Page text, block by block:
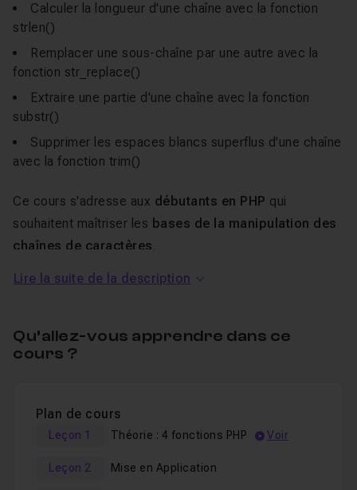
Calculer la longueur d'une chaîne avec la fonction
strlen()
Remplacer une sous-chaîne par une autre avec la
fonction str_replace()
Extraire une partie d'une chaîne avec la fonction
substr()
Supprimer les espaces blancs superflus d'une chaîne
avec la fonction trim()
Ce cours s'adresse aux débutants en PHP qui
souhaitent maîtriser les bases de la manipulation des
chaînes de caractères.
Au cours de cetuto PHP en vidéo,
pour vous aider à assimiler les concepts abordés.
tuto.
À la fin de ce cours, vous serez en mesure d'utiliser ces
4 fonctions PHP pour manipuler des chaînes de
Lire la suite de la description
Qu’allez-vous apprendre dans ce
cours ?
Plan de cours
Leçon 1 Théorie : 4 fonctions PHP Voir
Leçon 2 Mise en Application